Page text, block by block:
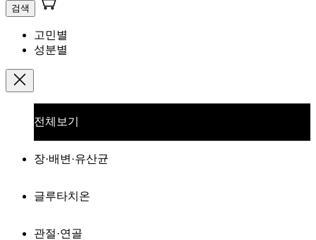
검색
고민별
성분별
전체보기
장·배변·유산균
글루타치온
관절·연골